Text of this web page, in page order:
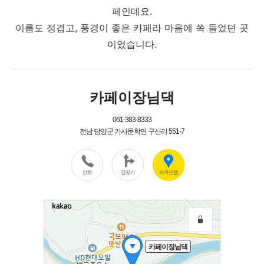
페인데요.
이름도 정겹고, 풍경이 좋은 카페라 마음에 쏙 들었던 곳
이었습니다.